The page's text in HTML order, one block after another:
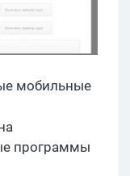
мобильные
программы